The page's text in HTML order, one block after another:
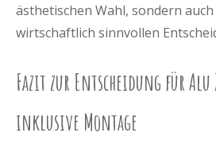
ästhetischen Wahl, sondern
wirtschaftlich sinnvollen
Fazit zur Entscheidung für Alu
inklusive Montage